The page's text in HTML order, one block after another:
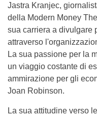
Jastra Kranjec,
della Modern Money
sua carriera a divulgare
attraverso
La sua passione per la
un viaggio costante di
ammirazione per gli
Joan Robinson.
La sua attitudine verso